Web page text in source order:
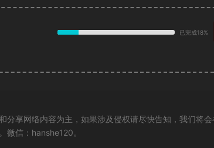
已完成18%
分享网络内容为主，如果涉及侵权请尽快告知，我们将
微信：hanshe120。